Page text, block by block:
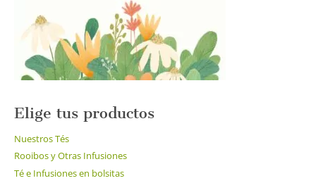
Elige tus productos
Nuestros Tés
Rooibos y Otras Infusiones
Té e Infusiones en bolsitas